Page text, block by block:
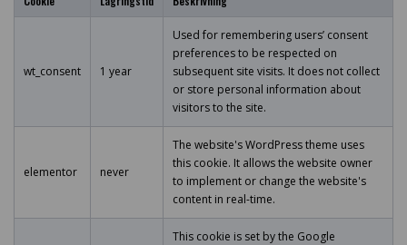
wt_consent 1 year
Used for remembering users’ consent
preferences to be respected on
subsequent site visits. It does not collect
or store personal information about
visitors to the site.
elementor never
The website's WordPress theme uses
this cookie. It allows the website owner
to implement or change the website's
content in real-time.
This cookie is set by the Google